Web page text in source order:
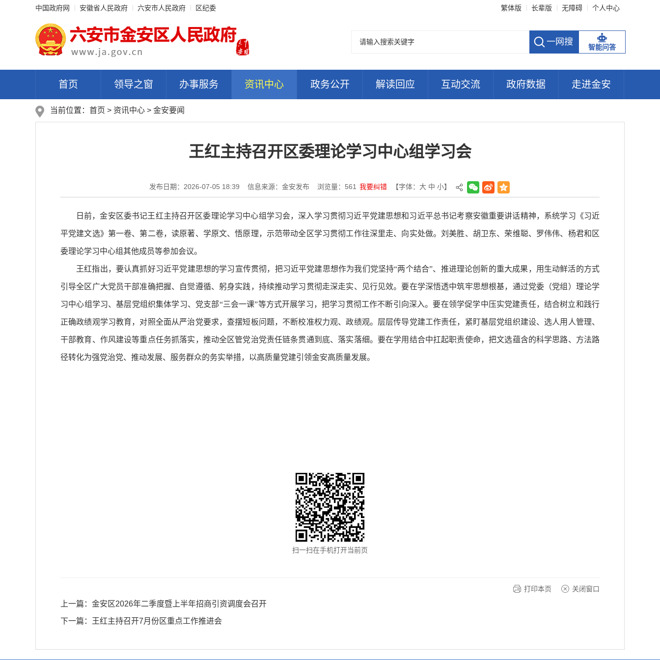
中国政府网 安徽省人民政府 六安市人民政府 区纪委 繁体版 长辈版 无障碍 个人中心
智能问答
首页 领导之窗 办事服务 资讯中心 政务公开 解读回应 互动交流 政府数据 走进金安
当前位置： 首页 > 资讯中心 > 金安要闻
王红主持召开区委理论学习中心组学习会
发布日期：2026-07-05 18:39 信息来源：金安发布 浏览量： 561 我要纠错 【字体： 大 中 小】
日前，金安区委书记王红主持召开区委理论学习中心组学习会，深入学习贯彻习近平党建思想和习近平总书记考察安徽重要讲话精神，系统学习《习近
平党建文选》第一卷、第二卷，读原著、学原文、悟原理，示范带动全区学习贯彻工作往深里走、向实处做。刘美胜、胡卫东、荣维聪、罗伟伟、杨君和区
委理论学习中心组其他成员等参加会议。
王红指出，要认真抓好习近平党建思想的学习宣传贯彻，把习近平党建思想作为我们党坚持“两个结合”、推进理论创新的重大成果，用生动鲜活的方式
引导全区广大党员干部准确把握、自觉遵循、躬身实践，持续推动学习贯彻走深走实、见行见效。要在学深悟透中筑牢思想根基，通过党委（党组）理论学
习中心组学习、基层党组织集体学习、党支部“三会一课”等方式开展学习，把学习贯彻工作不断引向深入。要在领学促学中压实党建责任，结合树立和践行
正确政绩观学习教育，对照全面从严治党要求，查摆短板问题，不断校准权力观、政绩观。层层传导党建工作责任，紧盯基层党组织建设、选人用人管理、
干部教育、作风建设等重点任务抓落实，推动全区管党治党责任链条贯通到底、落实落细。要在学用结合中扛起职责使命，把文选蕴含的科学思路、方法路
径转化为强党治党、推动发展、服务群众的务实举措，以高质量党建引领金安高质量发展。
扫一扫在手机打开当前页
打印本页 关闭窗口
上一篇： 金安区2026年二季度暨上半年招商引资调度会召开
下一篇： 王红主持召开7月份区重点工作推进会